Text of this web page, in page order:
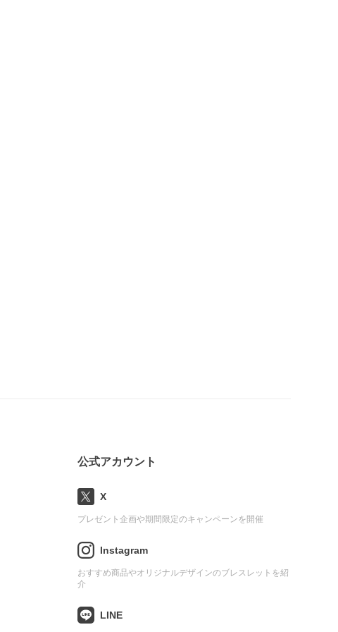
公式アカウント
X
プレゼント企画や期間限定のキャンペーンを開催
Instagram
おすすめ商品やオリジナルデザインのブレスレットを紹
介
LINE